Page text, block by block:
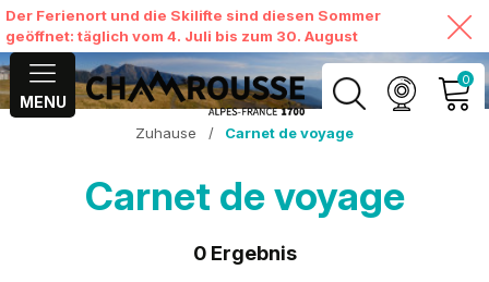
Der Ferienort und die Skilifte sind diesen Sommer
geöffnet: täglich vom 4. Juli bis zum 30. August
MENU
0
MEIN KONTO
MEINEN WARENKORB
ANSEHEN
Zuhause / Carnet de voyage
Carnet de voyage
0Ergebnis